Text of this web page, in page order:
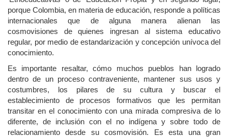
porque Colombia, en materia de educación, responde a políticas
internacionales que de alguna manera alienan las
cosmovisiones de quienes ingresan al sistema educativo
regular, por medio de estandarización y concepción unívoca del
conocimiento.
Es importante resaltar, cómo muchos pueblos han logrado
dentro de un proceso contraveniente, mantener sus usos y
costumbres, los pilares de su cultura y buscar el
establecimiento de procesos formativos que les permitan
transitar en el conocimiento con una mirada compresiva de lo
diferente, de inclusión con el no indígena y sobre todo de
relacionamiento desde su cosmovisión. Es esta una gran